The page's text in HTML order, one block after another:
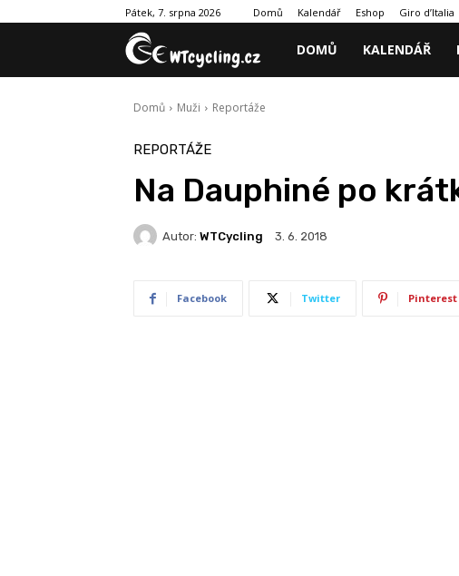
Pátek, 7. srpna 2026 Domů Kalendář Eshop Giro d’Italia
DOMŮ KALENDÁŘ
Domů Muži Reportáže
REPORTÁŽE
Na Dauphiné po
Autor: WTCycling 3. 6. 2018
Facebook Twitter Pinterest